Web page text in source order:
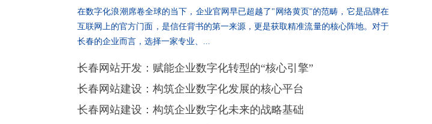
在数字化浪潮席卷全球的当下，企业官网早已超越了"网络黄页"的范畴，它是品牌在
互联网上的官方门面，是信任背书的第一来源，更是获取精准流量的核心阵地。对于
长春的企业而言，选择一家专业、...
长春网站开发：赋能企业数字化转型的“核心引擎”
长春网站建设：构筑企业数字化发展的核心平台
长春网站建设：构筑企业数字化未来的战略基础